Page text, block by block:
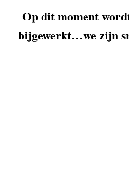
Op dit moment
bijgewerkt…we zijn